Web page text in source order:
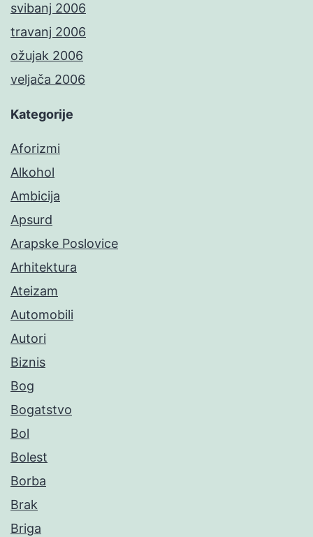
svibanj 2006
travanj 2006
ožujak 2006
veljača 2006
Kategorije
Aforizmi
Alkohol
Ambicija
Apsurd
Arapske Poslovice
Arhitektura
Ateizam
Automobili
Autori
Biznis
Bog
Bogatstvo
Bol
Bolest
Borba
Brak
Briga